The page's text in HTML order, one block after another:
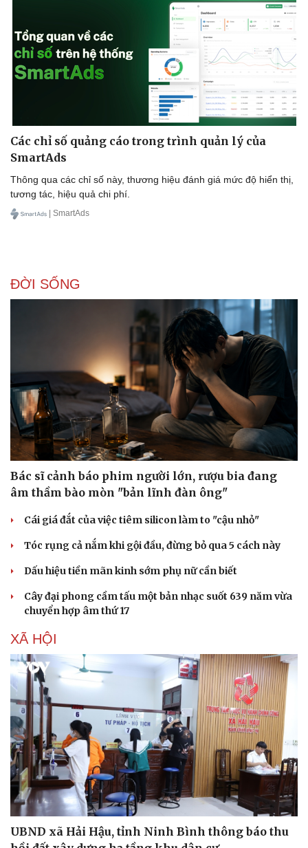
Doanh nghiệp
Thông tin doanh nghiệp
Doanh nghiệp 24h
Doanh nhân
Công nghệ
Sành điệu
Tin Công nghệ
Trải nghiệm
Chuyển đổi số
Các chỉ số quảng cáo trong trình quản lý của
SmartAds
Thông qua các chỉ số này, thương hiệu đánh giá mức độ hiển thị,
tương tác, hiệu quả chi phí.
| SmartAds
ĐỜI SỐNG
Bác sĩ cảnh báo phim người lớn, rượu bia đang
âm thầm bào mòn "bản lĩnh đàn ông"
Cái giá đắt của việc tiêm silicon làm to "cậu nhỏ"
Tóc rụng cả nắm khi gội đầu, đừng bỏ qua 5 cách này
Dấu hiệu tiền mãn kinh sớm phụ nữ cần biết
Cây đại phong cầm tấu một bản nhạc suốt 639 năm vừa
chuyển hợp âm thứ 17
XÃ HỘI
UBND xã Hải Hậu, tỉnh Ninh Bình thông báo thu